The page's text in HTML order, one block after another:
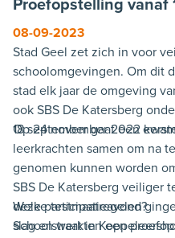
Proefopstelling vanaf
08-09-2023
Stad Geel zet zich in voor
schoolomgevingen. Om dit
stad elk jaar de omgeving
ook SBS De Katersberg
18 september gaat een
Op 24 november 2022
leerkrachten samen om na
genomen kunnen worden
SBS De Katersberg veiliger
deze participatieavond
slag en werkten een
Welke testmaatregelen?
Schoolstraat in